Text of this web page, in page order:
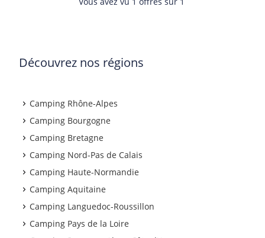
Découvrez nos régions
Camping Rhône-Alpes
Camping Bourgogne
Camping Bretagne
Camping Nord-Pas de Calais
Camping Haute-Normandie
Camping Aquitaine
Camping Languedoc-Roussillon
Camping Pays de la Loire